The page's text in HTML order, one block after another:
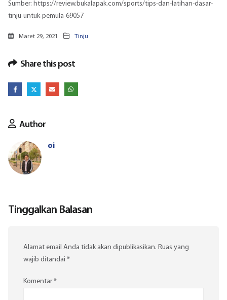
Sumber: https://review.bukalapak.com/sports/tips-dan-latihan-dasar-
tinju-untuk-pemula-69057
Maret 29, 2021 Tinju
Share this post
Author
oi
Tinggalkan Balasan
Alamat email Anda tidak akan dipublikasikan. Ruas yang
wajib ditandai *
Komentar*